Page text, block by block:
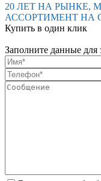
20 ЛЕТ НА РЫНКЕ,
АССОРТИМЕНТ НА
Купить в один клик
Заполните данные для